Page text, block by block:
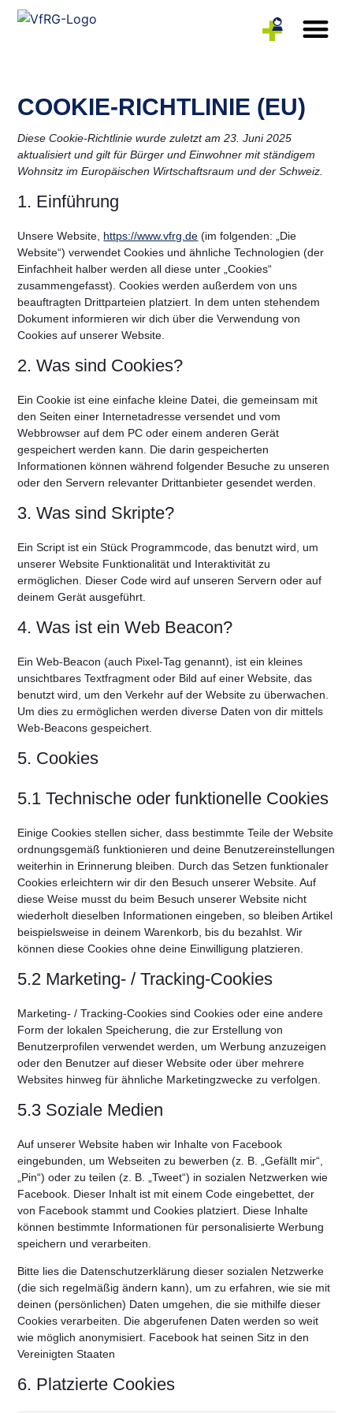
COOKIE-RICHTLINIE (EU)
Diese Cookie-Richtlinie wurde zuletzt am 23. Juni 2025
aktualisiert und gilt für Bürger und Einwohner mit ständigem
Wohnsitz im Europäischen Wirtschaftsraum und der Schweiz.
1. Einführung
Unsere Website, https://www.vfrg.de (im folgenden: „Die
Website“) verwendet Cookies und ähnliche Technologien (der
Einfachheit halber werden all diese unter „Cookies“
zusammengefasst). Cookies werden außerdem von uns
beauftragten Drittparteien platziert. In dem unten stehendem
Dokument informieren wir dich über die Verwendung von
Cookies auf unserer Website.
2. Was sind Cookies?
Ein Cookie ist eine einfache kleine Datei, die gemeinsam mit
den Seiten einer Internetadresse versendet und vom
Webbrowser auf dem PC oder einem anderen Gerät
gespeichert werden kann. Die darin gespeicherten
Informationen können während folgender Besuche zu unseren
oder den Servern relevanter Drittanbieter gesendet werden.
3. Was sind Skripte?
Ein Script ist ein Stück Programmcode, das benutzt wird, um
unserer Website Funktionalität und Interaktivität zu
ermöglichen. Dieser Code wird auf unseren Servern oder auf
deinem Gerät ausgeführt.
4. Was ist ein Web Beacon?
Ein Web-Beacon (auch Pixel-Tag genannt), ist ein kleines
unsichtbares Textfragment oder Bild auf einer Website, das
benutzt wird, um den Verkehr auf der Website zu überwachen.
Um dies zu ermöglichen werden diverse Daten von dir mittels
Web-Beacons gespeichert.
5. Cookies
5.1 Technische oder funktionelle Cookies
Einige Cookies stellen sicher, dass bestimmte Teile der Website
ordnungsgemäß funktionieren und deine Benutzereinstellungen
weiterhin in Erinnerung bleiben. Durch das Setzen funktionaler
Cookies erleichtern wir dir den Besuch unserer Website. Auf
diese Weise musst du beim Besuch unserer Website nicht
wiederholt dieselben Informationen eingeben, so bleiben Artikel
beispielsweise in deinem Warenkorb, bis du bezahlst. Wir
können diese Cookies ohne deine Einwilligung platzieren.
5.2 Marketing- / Tracking-Cookies
Marketing- / Tracking-Cookies sind Cookies oder eine andere
Form der lokalen Speicherung, die zur Erstellung von
Benutzerprofilen verwendet werden, um Werbung anzuzeigen
oder den Benutzer auf dieser Website oder über mehrere
Websites hinweg für ähnliche Marketingzwecke zu verfolgen.
5.3 Soziale Medien
Auf unserer Website haben wir Inhalte von Facebook
eingebunden, um Webseiten zu bewerben (z. B. „Gefällt mir“,
„Pin“) oder zu teilen (z. B. „Tweet“) in sozialen Netzwerken wie
Facebook. Dieser Inhalt ist mit einem Code eingebettet, der
von Facebook stammt und Cookies platziert. Diese Inhalte
können bestimmte Informationen für personalisierte Werbung
speichern und verarbeiten.
Bitte lies die Datenschutzerklärung dieser sozialen Netzwerke
(die sich regelmäßig ändern kann), um zu erfahren, wie sie mit
deinen (persönlichen) Daten umgehen, die sie mithilfe dieser
Cookies verarbeiten. Die abgerufenen Daten werden so weit
wie möglich anonymisiert. Facebook hat seinen Sitz in den
Vereinigten Staaten
6. Platzierte Cookies